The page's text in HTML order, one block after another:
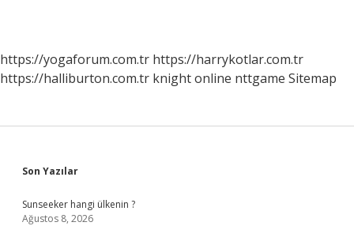
https://yogaforum.com.tr https://harrykotlar.com.tr
https://halliburton.com.tr knight online nttgame Sitemap
Sidebar
Son Yazılar
Sunseeker hangi ülkenin ?
Ağustos 8, 2026